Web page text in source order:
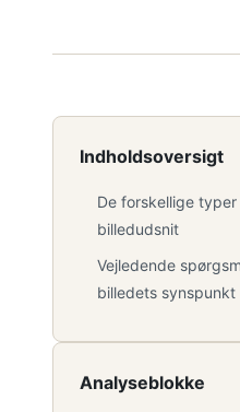
Indholdsoversigt
De forskellige
billedudsnit
Vejledende
billedets synspunkt
Analyseblokke